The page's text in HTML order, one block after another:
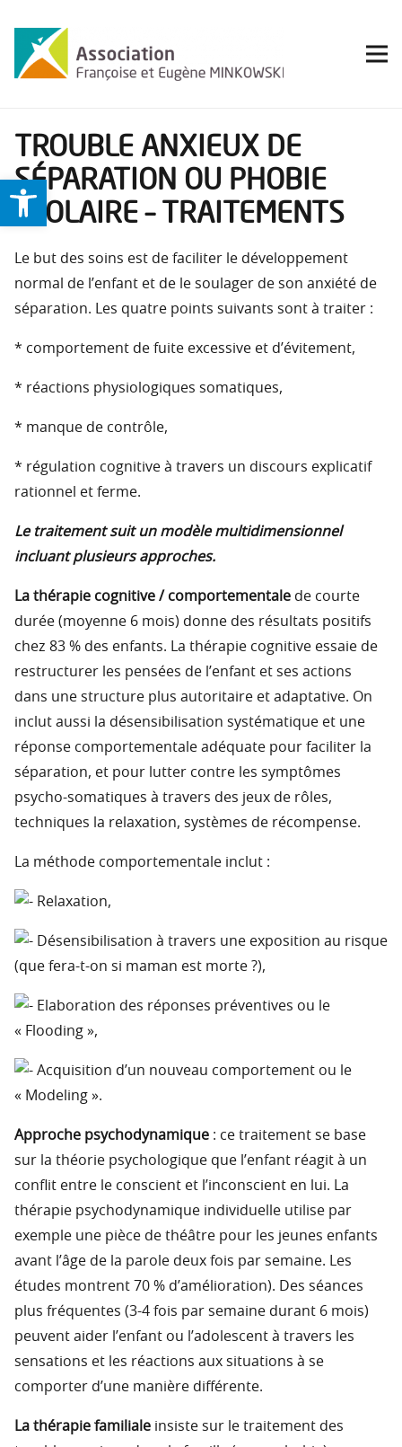
TROUBLE ANXIEUX DE
SÉPARATION OU PHOBIE
SCOLAIRE – TRAITEMENTS
Le but des soins est de faciliter le développement
normal de l’enfant et de le soulager de son anxiété de
séparation. Les quatre points suivants sont à traiter :
* comportement de fuite excessive et d’évitement,
* réactions physiologiques somatiques,
* manque de contrôle,
* régulation cognitive à travers un discours explicatif
rationnel et ferme.
Le traitement suit un modèle multidimensionnel
incluant plusieurs approches.
La thérapie cognitive / comportementale de courte
durée (moyenne 6 mois) donne des résultats positifs
chez 83 % des enfants. La thérapie cognitive essaie de
restructurer les pensées de l’enfant et ses actions
dans une structure plus autoritaire et adaptative. On
inclut aussi la désensibilisation systématique et une
réponse comportementale adéquate pour faciliter la
séparation, et pour lutter contre les symptômes
psycho-somatiques à travers des jeux de rôles,
techniques la relaxation, systèmes de récompense.
La méthode comportementale inclut :
Relaxation,
Désensibilisation à travers une exposition au risque
(que fera-t-on si maman est morte ?),
Elaboration des réponses préventives ou le
« Flooding »,
Acquisition d’un nouveau comportement ou le
« Modeling ».
Approche psychodynamique : ce traitement se base
sur la théorie psychologique que l’enfant réagit à un
conflit entre le conscient et l’inconscient en lui. La
thérapie psychodynamique individuelle utilise par
exemple une pièce de théâtre pour les jeunes enfants
avant l’âge de la parole deux fois par semaine. Les
études montrent 70 % d’amélioration). Des séances
plus fréquentes (3-4 fois par semaine durant 6 mois)
peuvent aider l’enfant ou l’adolescent à travers les
sensations et les réactions aux situations à se
comporter d’une manière différente.
La thérapie familiale insiste sur le traitement des
Ouvrir la barre d’outils